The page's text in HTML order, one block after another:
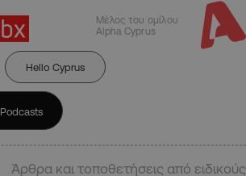
Μέλος του ομίλου
Alpha Cyprus
Hello Cyprus
Podcasts
Άρθρα και τοποθετήσεις από ειδικούς